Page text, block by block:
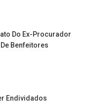
Do Ex-Procurador
Benfeitores
Endividados